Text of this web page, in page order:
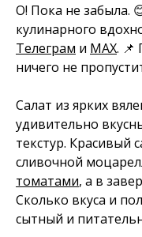
О! Пока не забыла.
кулинарного
Телеграм и MAX. 📌
ничего не
Салат из ярких
удивительно
текстур. Красивый
сливочной
томатами, а в
Сколько вкуса и
сытный и